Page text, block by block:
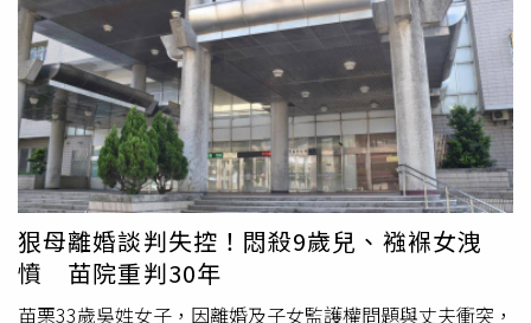
期僅增加100公克，令人十分痛心。醫生也提醒民眾，若發
現身邊嬰幼兒異常消瘦、精神不佳、哭聲微弱或疑似照顧不
周，應及時向相關單位通報，避免憾事再次發生。另據
《TVBS新聞網》報導，法醫高大成指出，正常11個月大嬰
兒體重約9公斤，依目前解剖結果研判，女嬰疑因營養不足
導致死亡，懷疑生母長期只餵她喝水。他分析，剛出生的嬰
兒若長期僅攝取水分或營養嚴重不足，消化系統可能萎縮，
身體免疫力也會大幅下降，一旦受到感染，可能迅速惡化為
肺炎等重症，危及生命。對此，台中市社會局回應，社工在
女嬰
滿月時即介入關懷，協助家庭申請低收入戶資格，提供
奶粉及生活扶助，並多次提醒家屬帶孩子就醫追蹤，最終仍
狠母離婚談判失控！悶殺9歲兒、襁褓女洩
憤 苗院重判30年
苗栗33歲吳姓女子，因離婚及子女監護權問題與丈夫衝突，